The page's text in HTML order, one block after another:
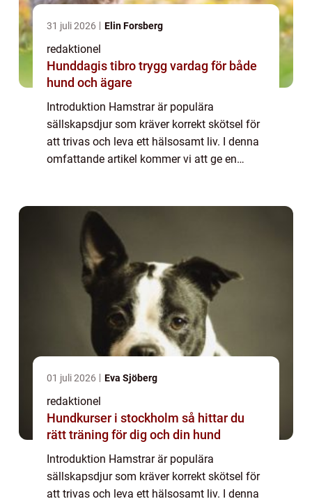
31 juli 2026 Elin Forsberg
redaktionel
Hunddagis tibro trygg vardag för både
hund och ägare
Introduktion Hamstrar är populära
sällskapsdjur som kräver korrekt skötsel för
att trivas och leva ett hälsosamt liv. I denna
omfattande artikel kommer vi att ge en
01 juli 2026 Eva Sjöberg
redaktionel
Hundkurser i stockholm så hittar du
rätt träning för dig och din hund
Introduktion Hamstrar är populära
sällskapsdjur som kräver korrekt skötsel för
att trivas och leva ett hälsosamt liv. I denna